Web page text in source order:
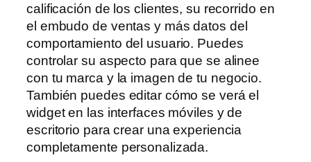
calificación de los clientes, su recorrido en
el embudo de ventas y más datos del
comportamiento del usuario. Puedes
controlar su aspecto para que se alinee
con tu marca y la imagen de tu negocio.
También puedes editar cómo se verá el
widget en las interfaces móviles y de
escritorio para crear una experiencia
completamente personalizada.